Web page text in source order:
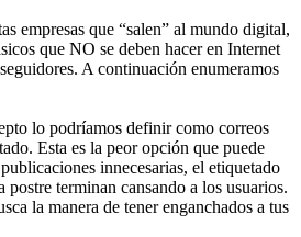
empresas que “salen” al mundo digital,
que NO se deben hacer en Internet
A continuación enumeramos
lo podríamos definir como correos
Esta es la peor opción que puede
innecesarias, el etiquetado
postre terminan cansando a los usuarios.
la manera de tener enganchados a tus